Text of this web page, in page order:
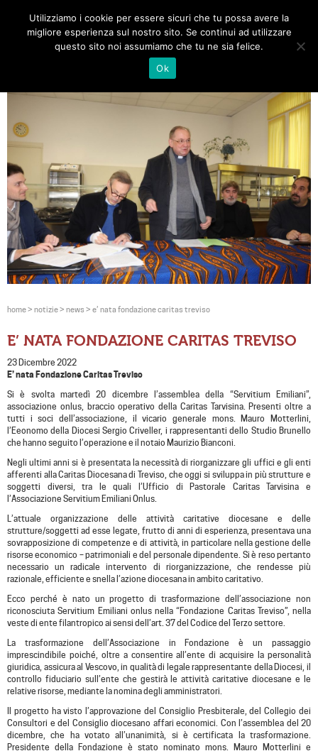
Toggle
home> notizie> news > e’ nata fondazione caritas treviso
E’ NATA FONDAZIONE CARITAS TREVISO
23 Dicembre 2022
E’ nata Fondazione Caritas Treviso
Si è svolta martedì 20 dicembre l’assemblea della “Servitium Emiliani”,
associazione onlus, braccio operativo della Caritas Tarvisina. Presenti oltre a
tutti i soci dell’associazione, il vicario generale mons. Mauro Motterlini,
l’Eeonomo della Diocesi Sergio Criveller, i rappresentanti dello Studio Brunello
che hanno seguito l’operazione e il notaio Maurizio Bianconi.
Negli ultimi anni si è presentata la necessità di riorganizzare gli uffici e gli enti
afferenti alla Caritas Diocesana di Treviso, che oggi si sviluppa in più strutture e
soggetti diversi, tra le quali l’Ufficio di Pastorale Caritas Tarvisina e
l’Associazione Servitium Emiliani Onlus.
L’attuale organizzazione delle attività caritative diocesane e delle
strutture/soggetti ad esse legate, frutto di anni di esperienza, presentava una
sovrapposizione di competenze e di attività, in particolare nella gestione delle
risorse economico – patrimoniali e del personale dipendente. Si è reso pertanto
necessario un radicale intervento di riorganizzazione, che rendesse più
razionale, efficiente e snella l’azione diocesana in ambito caritativo.
Ecco perché è nato un progetto di trasformazione dell’associazione non
riconosciuta Servitium Emiliani onlus nella “Fondazione Caritas Treviso”, nella
veste di ente filantropico ai sensi dell’art. 37 del Codice del Terzo settore.
La trasformazione dell’Associazione in Fondazione è un passaggio
imprescindibile poiché, oltre a consentire all’ente di acquisire la personalità
giuridica, assicura al Vescovo, in qualità di legale rappresentante della Diocesi, il
controllo fiduciario sull’ente che gestirà le attività caritative diocesane e le
relative risorse, mediante la nomina degli amministratori.
Il progetto ha visto l’approvazione del Consiglio Presbiterale, del Collegio dei
Consultori e del Consiglio diocesano affari economici. Con l’assemblea del 20
dicembre, che ha votato all’unanimità, si è certificata la trasformazione.
Presidente della Fondazione è stato nominato mons. Mauro Motterlini e
Utilizziamo i cookie per essere sicuri che tu possa avere la
migliore esperienza sul nostro sito. Se continui ad utilizzare
questo sito noi assumiamo che tu ne sia felice.
Ok